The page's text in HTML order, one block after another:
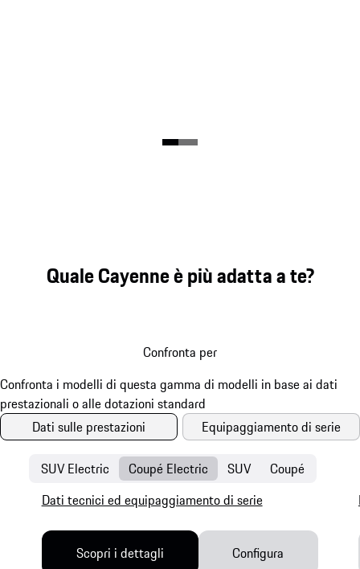
Quale Cayenne è più adatta a te?
Confronta per
Dati sulle prestazioni Equipaggiamento di serie
SUV Electric Coupé Electric SUV Coupé
Dati tecnici ed equipaggiamento di serie
Scopri i dettagli Configura